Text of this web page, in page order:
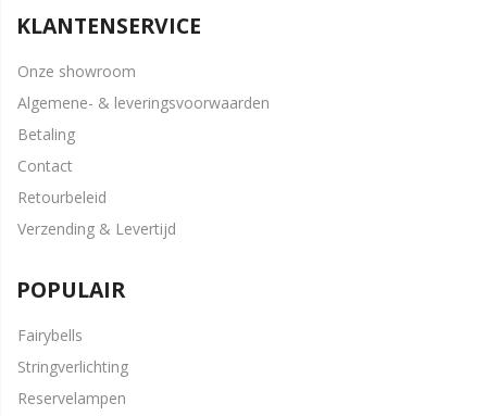
KLANTENSERVICE
Onze showroom
Algemene- & leveringsvoorwaarden
Betaling
Contact
Retourbeleid
Verzending & Levertijd
POPULAIR
Fairybells
Stringverlichting
Reservelampen